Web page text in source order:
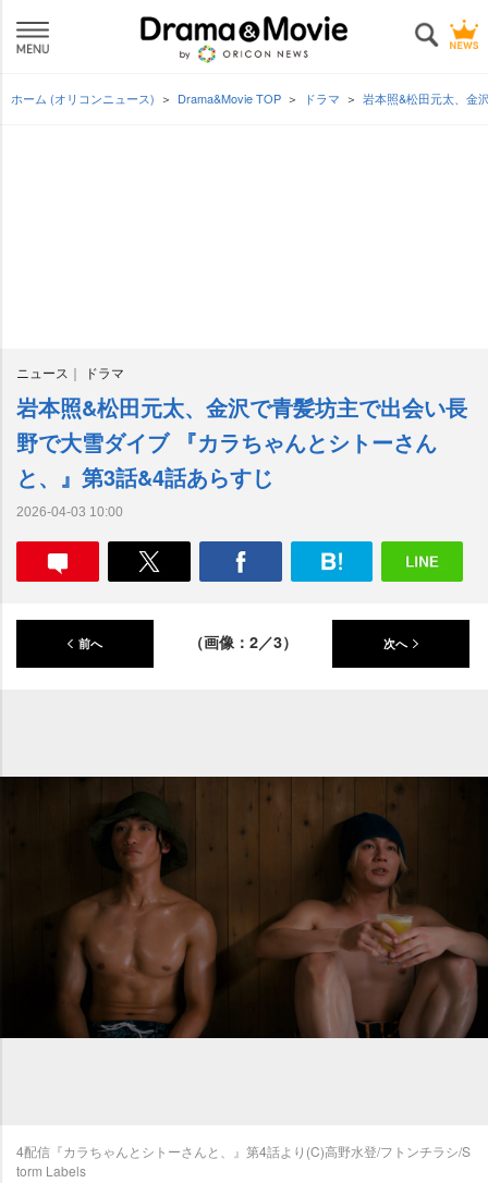
ホーム (オリコンニュース) Drama&Movie TOP ドラマ 本照&松田元太、金沢
ニュース ドラマ
本照&松田元太、金沢で青髪坊主で出会い長
野で大雪ダイブ 『カラちゃんとシトーさん
と、』第3話&4話あらすじ
2026-04-03 10:00
前へ （画像：2／3） 次へ
4配信『カラちゃんとシトーさんと、』第4話より(C)高野水登/フトンチラシ/S
torm Labels